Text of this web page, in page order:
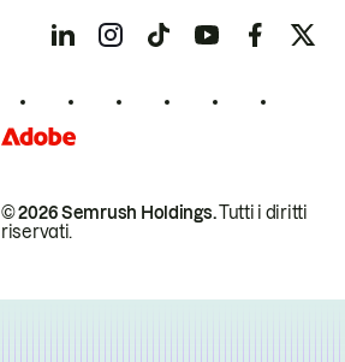
© 2026 Semrush Holdings.Tutti i diritti
riservati.